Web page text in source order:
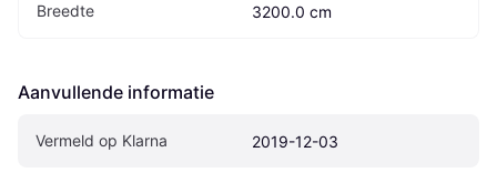
Breedte 3200.0 cm
Aanvullende informatie
Vermeld op Klarna 2019-12-03